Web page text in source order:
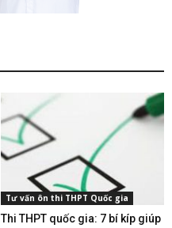
Tư vấn ôn thi THPT Quốc gia
Thi THPT quốc gia: 7 bí kíp giúp